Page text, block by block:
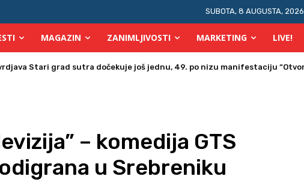
SUBOTA, 8 AUGUSTA, 2026
MAGAZIN ZANIMLJIVOSTI MARKETING LIVE!
investitora u Bosni i Hercegovini posjetio Srebrenik
– komedija GTS
u Srebreniku